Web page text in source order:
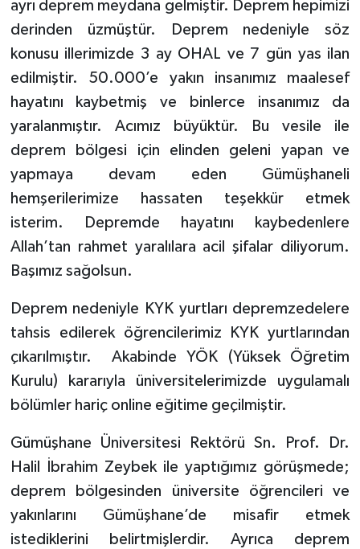
ayrı deprem meydana gelmiştir. Deprem hepimizi
derinden üzmüştür. Deprem nedeniyle söz
konusu illerimizde 3 ay OHAL ve 7 gün yas ilan
edilmiştir. 50.000’e yakın insanımız maalesef
hayatını kaybetmiş ve binlerce insanımız da
yaralanmıştır. Acımız büyüktür. Bu vesile ile
deprem bölgesi için elinden geleni yapan ve
yapmaya devam eden Gümüşhaneli
hemşerilerimize hassaten teşekkür etmek
isterim. Depremde hayatını kaybedenlere
Allah’tan rahmet yaralılara acil şifalar diliyorum.
Başımız sağolsun.
Deprem nedeniyle KYK yurtları depremzedelere
tahsis edilerek öğrencilerimiz KYK yurtlarından
çıkarılmıştır. Akabinde YÖK (Yüksek Öğretim
Kurulu) kararıyla üniversitelerimizde uygulamalı
bölümler hariç online eğitime geçilmiştir.
Gümüşhane Üniversitesi Rektörü Sn. Prof. Dr.
Halil İbrahim Zeybek ile yaptığımız görüşmede;
deprem bölgesinden üniversite öğrencileri ve
yakınlarını Gümüşhane’de misafir etmek
istediklerini belirtmişlerdir. Ayrıca deprem